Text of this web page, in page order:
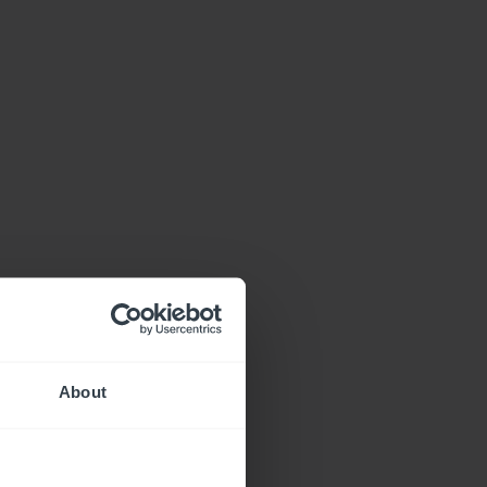
About